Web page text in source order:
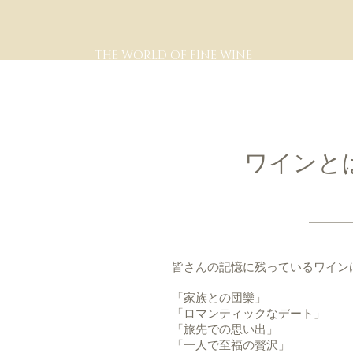
THE WORLD OF FINE WINE
ワインと
皆さんの記憶に残っているワイ
「家族との団欒」
「ロマンティックなデート」
「旅先での思い出」
「一人で至福の贅沢」